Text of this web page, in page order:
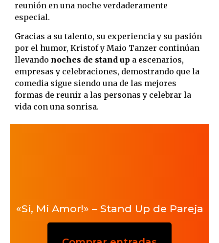
reunión en una noche verdaderamente
especial.
Gracias a su talento, su experiencia y su pasión
por el humor, Kristof y Maio Tanzer continúan
llevando noches de stand up a escenarios,
empresas y celebraciones, demostrando que la
comedia sigue siendo una de las mejores
formas de reunir a las personas y celebrar la
vida con una sonrisa.
«Si, Mi Amor!» – Stand Up de Pareja